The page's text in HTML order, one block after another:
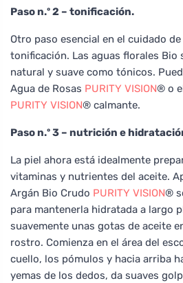
Paso n.º 2 – tonificación.
Otro paso esencial en el cuidado
tonificación. Las aguas florales Bio
natural y suave como tónicos.
Agua de Rosas PURITY VISION® o
PURITY VISION® calmante.
Paso n.º 3 – nutrición e
La piel ahora está idealmente
vitaminas y nutrientes del aceite.
Argán Bio Crudo PURITY VISION®
para mantenerla hidratada a largo
suavemente unas gotas de aceite
rostro. Comienza en el área del
cuello, los pómulos y hacia arriba
yemas de los dedos, da suaves